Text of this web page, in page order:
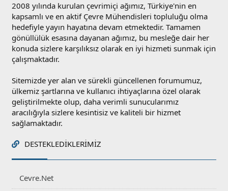
2008 yılında kurulan çevrimiçi ağımız, Türkiye'nin en
kapsamlı ve en aktif Çevre Mühendisleri topluluğu olma
hedefiyle yayın hayatına devam etmektedir. Tamamen
gönüllülük esasına dayanan ağımız, bu mesleğe dair her
konuda sizlere karşılıksız olarak en iyi hizmeti sunmak için
çalışmaktadır.
Sitemizde yer alan ve sürekli güncellenen forumumuz,
ülkemiz şartlarına ve kullanıcı ihtiyaçlarına özel olarak
geliştirilmekte olup, daha verimli sunucularımız
aracılığıyla sizlere kesintisiz ve kaliteli bir hizmet
sağlamaktadır.
DESTEKLEDIKLERIMIZ
Cevre.Net